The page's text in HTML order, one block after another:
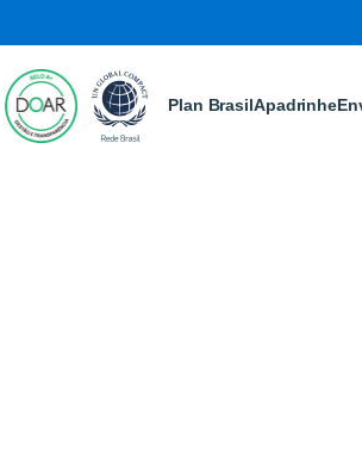
Plan BrasilApadrinhe